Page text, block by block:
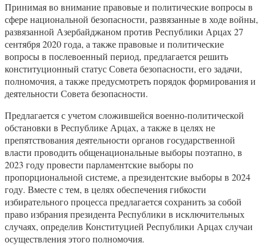
Принимая во внимание правовые и политические вопросы в
сфере национальной безопасности, развязанные в ходе войны,
развязанной Азербайджаном против Республики Арцах 27
сентября 2020 года, а также правовые и политические
вопросы в послевоенный период, предлагается решить
конституционный статус Совета безопасности, его задачи,
полномочия, а также предусмотреть порядок формирования и
деятельности Совета безопасности.
Предлагается с учетом сложившейся военно-политической
обстановки в Республике Арцах, а также в целях не
препятствования деятельности органов государственной
власти проводить общенациональные выборы поэтапно, в
2023 году провести парламентские выборы по
пропорциональной системе, а президентские выборы в 2024
году. Вместе с тем, в целях обеспечения гибкости
избирательного процесса предлагается сохранить за собой
право избрания президента Республики в исключительных
случаях, определив Конституцией Республики Арцах случаи
осуществления этого полномочия.